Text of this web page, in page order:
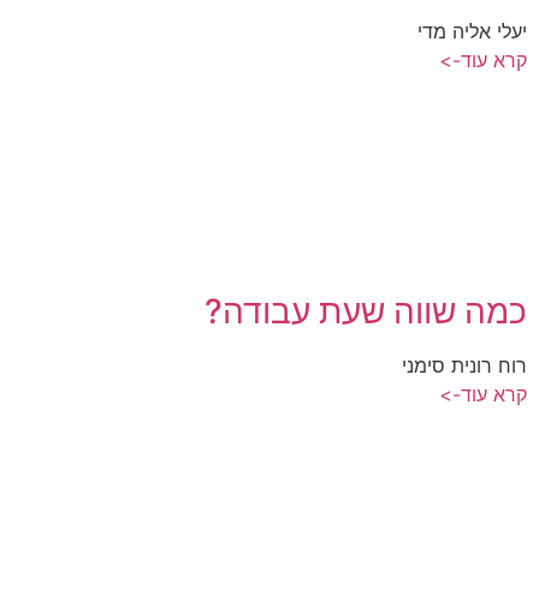
יעלי אליה מדי
קרא עוד->
כמה שווה שעת עבודה?
רוח רונית סימני
קרא עוד->